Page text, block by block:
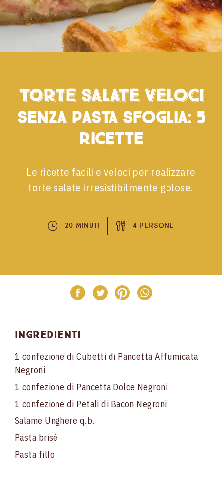
Torte salate veloci
senza pasta sfoglia: 5
ricette
Le ricette facili e veloci per realizzare
torte salate irresistibilmente golose.
20 Minuti 4 Persone
Ingredienti
1 confezione di Cubetti di Pancetta Affumicata
Negroni
1 confezione di Pancetta Dolce Negroni
1 confezione di Petali di Bacon Negroni
Salame Unghere q.b.
Pasta brisé
Pasta fillo